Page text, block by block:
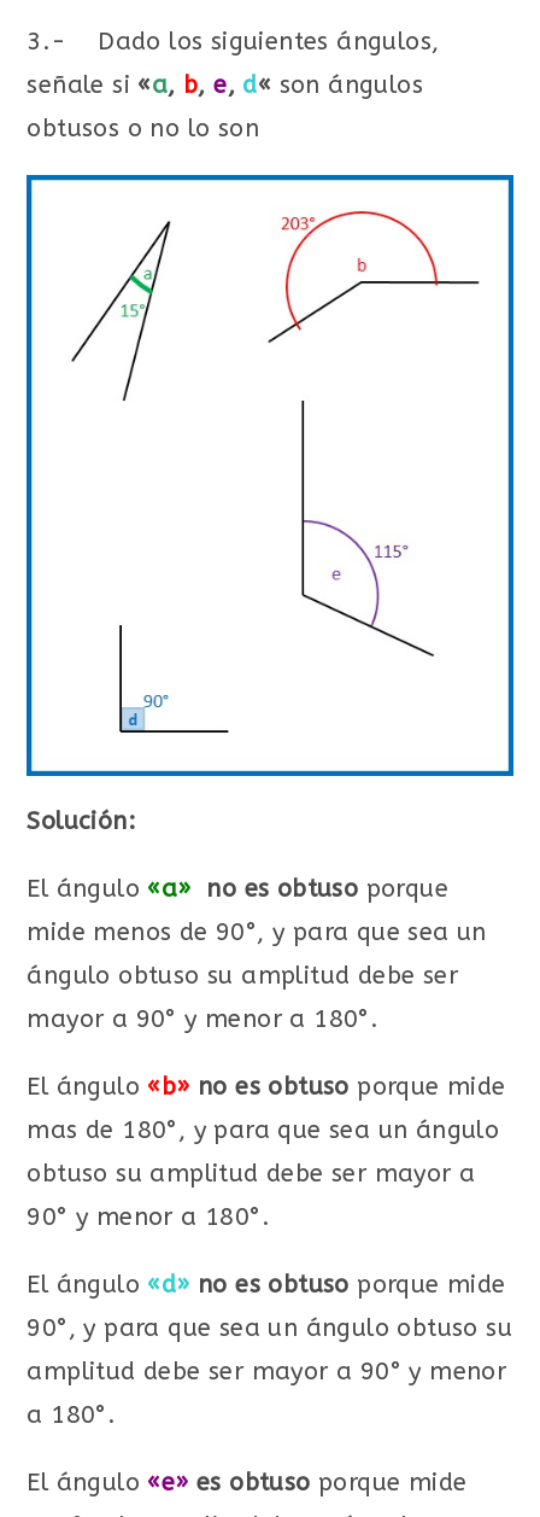
3.- Dado los siguientes ángulos,
señale si «a, b,e, d« son ángulos
obtusos o no lo son
Solución:
El ángulo «a» no es obtuso porque
mide menos de 90°, y para que sea un
ángulo obtuso su amplitud debe ser
mayor a 90° y menor a 180°.
El ángulo «b» no es obtuso porque mide
mas de 180°, y para que sea un ángulo
obtuso su amplitud debe ser mayor a
90° y menor a 180°.
El ángulo «d» no es obtuso porque mide
90°, y para que sea un ángulo obtuso su
amplitud debe ser mayor a 90° y menor
a 180°.
El ángulo «e» es obtuso porque mide